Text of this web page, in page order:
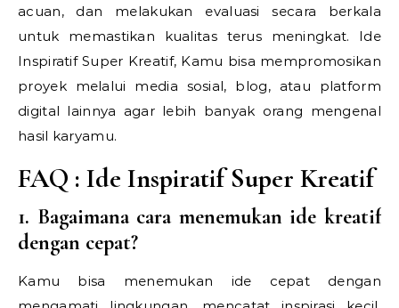
acuan, dan melakukan evaluasi secara berkala
untuk memastikan kualitas terus meningkat. Ide
Inspiratif Super Kreatif, Kamu bisa mempromosikan
proyek melalui media sosial, blog, atau platform
digital lainnya agar lebih banyak orang mengenal
hasil karyamu.
FAQ : Ide Inspiratif Super Kreatif
1. Bagaimana cara menemukan ide kreatif
dengan cepat?
Kamu bisa menemukan ide cepat dengan